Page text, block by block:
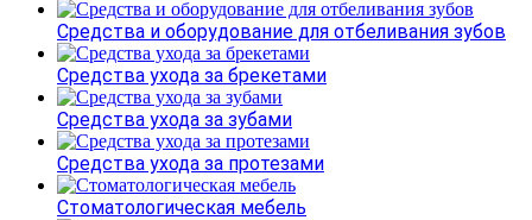
Средства и оборудование для отбеливания зубов
Средства ухода за брекетами
Средства ухода за зубами
Средства ухода за протезами
Стоматологическая мебель